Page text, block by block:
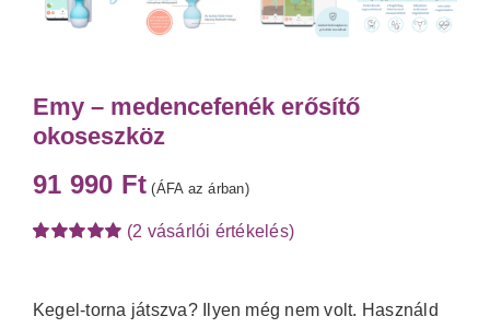
Emy – medencefenék erősítő
okoseszköz
91 990 Ft (ÁFA az árban)
értékelés
(2 vásárlói értékelés)
Kegel-torna játszva? Ilyen még nem volt. Használd